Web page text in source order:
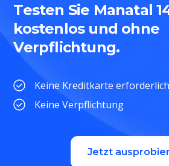
Testen Sie Manatal
kostenlos und ohne
Verpflichtung.
Keine Kreditkarte erforderlich
Keine Verpflichtung
Jetzt